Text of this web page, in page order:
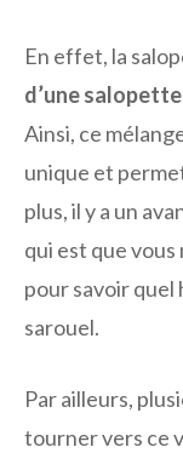
En effet, la
d’une
Ainsi, ce
unique et
plus, il y a un
qui est que vous
pour savoir
sarouel.
Par ailleurs,
tourner vers ce